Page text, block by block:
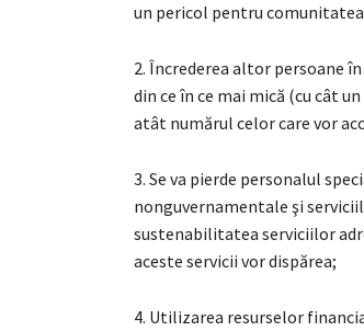
un pericol pentru
2. Încrederea altor persoane
din ce în ce mai mică (cu cât
atât numărul celor care vor
3. Se va pierde personalul
nonguvernamentale şi
sustenabilitatea serviciilor
aceste servicii vor dispărea;
4. Utilizarea resurselor